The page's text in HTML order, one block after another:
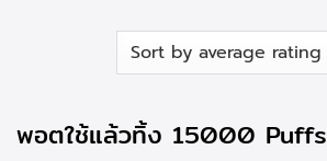
พอตใช้แล้วทิ้ง 15000 Puffs